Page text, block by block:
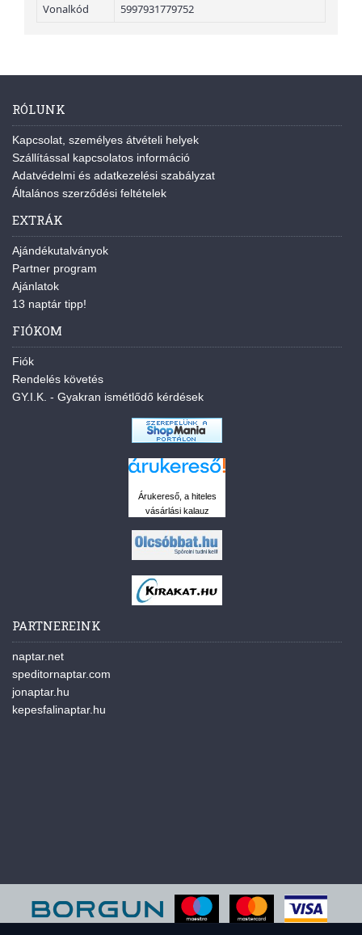
Vonalkód 5997931779752
RÓLUNK
Kapcsolat, személyes átvételi helyek
Szállítással kapcsolatos információ
Adatvédelmi és adatkezelési szabályzat
Általános szerződési feltételek
EXTRÁK
Ajándékutalványok
Partner program
Ajánlatok
13 naptár tipp!
FIÓKOM
Fiók
Rendelés követés
GY.I.K. - Gyakran ismétlődő kérdések
Árukereső, a hiteles
vásárlási kalauz
PARTNEREINK
naptar.net
speditornaptar.com
jonaptar.hu
kepesfalinaptar.hu